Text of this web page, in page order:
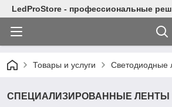
LedProStore - профессиональные
Товары и услуги Светодиодные
СПЕЦИАЛИЗИРОВАННЫЕ ЛЕНТЫ